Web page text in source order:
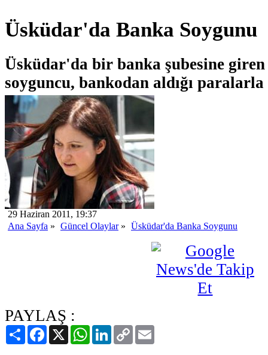
Üsküdar'da Banka Soygunu
Üsküdar'da bir banka şubesine giren
soyguncu, bankodan aldığı paralarla
29 Haziran 2011, 19:37
Ana Sayfa » Güncel Olaylar» Üsküdar'da Banka Soygunu
PAYLAŞ :
PaylaşFacebook
X WhatsAppLinkedIn
Copy
Link